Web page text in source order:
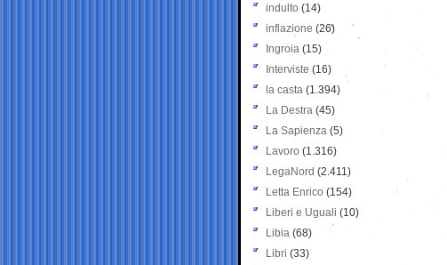
indulto (14)
inflazione (26)
Ingroia (15)
Interviste (16)
la casta (1.394)
La Destra (45)
La Sapienza (5)
Lavoro (1.316)
LegaNord (2.411)
Letta Enrico (154)
Liberi e Uguali (10)
Libia (68)
Libri (33)